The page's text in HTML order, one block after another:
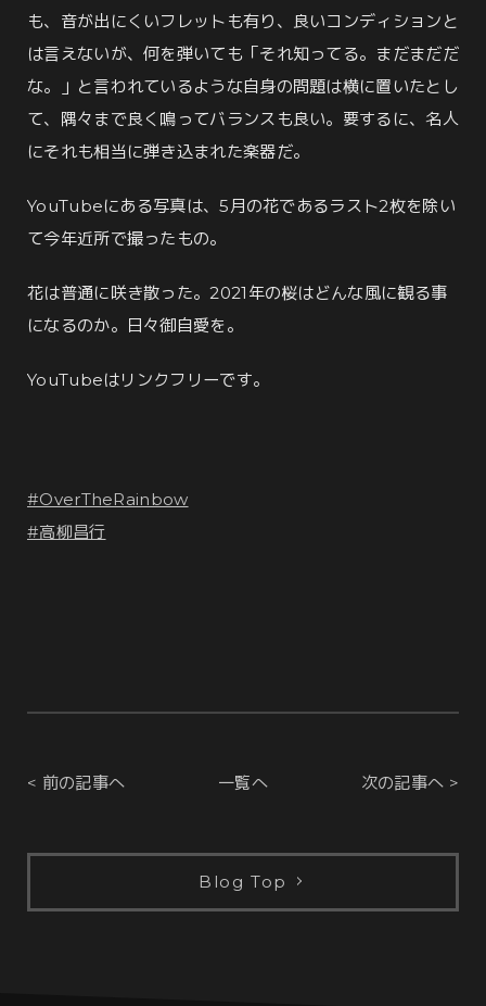
も、音が出にくいフレットも有り、良いコンディションと
は言えないが、何を弾いても「それ知ってる。まだまだだ
な。」と言われているような自身の問題は横に置いたとし
て、隅々まで良く鳴ってバランスも良い。要するに、名人
にそれも相当に弾き込まれた楽器だ。
YouTubeにある写真は、5月の花であるラスト2枚を除い
て今年近所で撮ったもの。
花は普通に咲き散った。2021年の桜はどんな風に観る事
になるのか。日々御自愛を。
YouTubeはリンクフリーです。
#OverTheRainbow
#高柳昌行
< 前の記事へ 一覧へ 次の記事へ >
Blog Top